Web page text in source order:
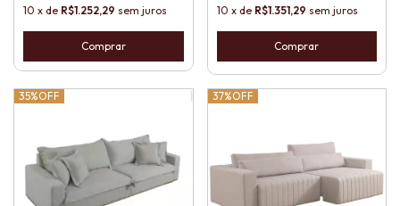
10 x de R$1.252,29 sem juros
Comprar
10 x de R$1.351,29 sem juros
35%OFF 37%OFF